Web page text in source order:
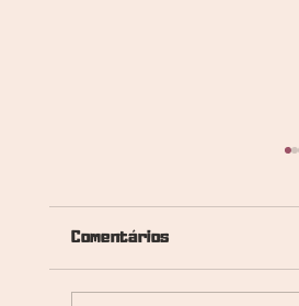
Comentários